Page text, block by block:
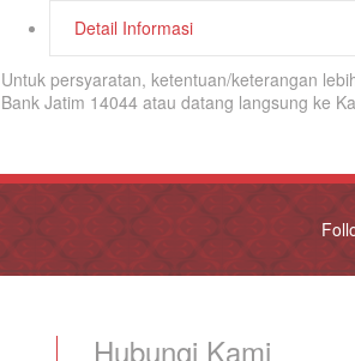
Detail Informasi
Untuk persyaratan, ketentuan/keterangan
Bank Jatim 14044 atau datang langsung ke
Hubungi Kami